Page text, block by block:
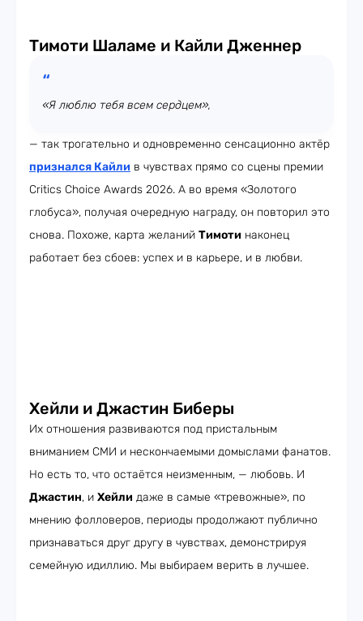
Тимоти Шаламе и Кайли Дженнер
«Я люблю тебя всем сердцем»,
— так трогательно и одновременно сенсационно актёр
признался Кайли в чувствах прямо со сцены премии
Critics Choice Awards 2026. А во время «Золотого
глобуса», получая очередную награду, он повторил это
снова. Похоже, карта желаний Тимоти наконец
работает без сбоев: успех и в карьере, и в любви.
Хейли и Джастин Биберы
Их отношения развиваются под пристальным
вниманием СМИ и нескончаемыми домыслами фанатов.
Но есть то, что остаётся неизменным, — любовь. И
Джастин, и Хейли даже в самые «тревожные», по
мнению фолловеров, периоды продолжают публично
признаваться друг другу в чувствах, демонстрируя
семейную идиллию. Мы выбираем верить в лучшее.